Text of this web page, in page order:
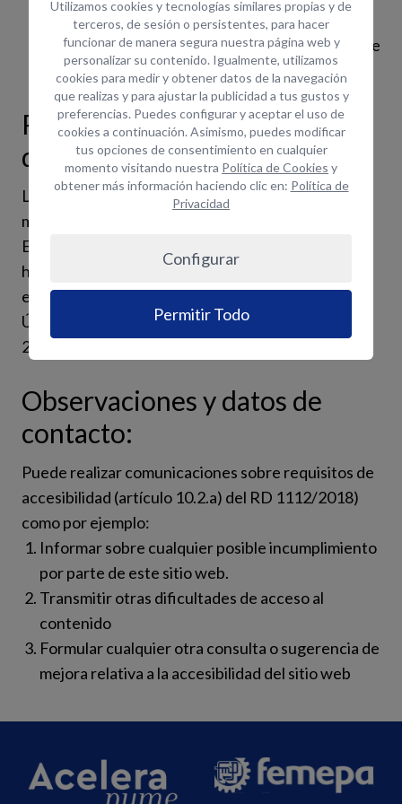
Existen archivos ofimáticos en PDF que no
cumplan en su totalidad todos los requisitos de
accesibilidad.
Preparación de la presente
declaración de accesibilidad:
La presente declaración fue preparada el 28 de
marzo de 2023.
El método empleado para preparar la declaración
ha sido una autoevaluación llevada a cabo por el
equipo de Coco Solution.
Última revisión de la declaración: 28 de marzo de
2023.
Observaciones y datos de
contacto:
Puede realizar comunicaciones sobre requisitos de
accesibilidad (artículo 10.2.a) del RD 1112/2018)
como por ejemplo:
Informar sobre cualquier posible incumplimiento
por parte de este sitio web.
Transmitir otras dificultades de acceso al
contenido
Formular cualquier otra consulta o sugerencia de
mejora relativa a la accesibilidad del sitio web
Utilizamos cookies y tecnologías similares propias y de
terceros, de sesión o persistentes, para hacer
funcionar de manera segura nuestra página web y
personalizar su contenido. Igualmente, utilizamos
cookies para medir y obtener datos de la navegación
que realizas y para ajustar la publicidad a tus gustos y
preferencias. Puedes configurar y aceptar el uso de
cookies a continuación. Asimismo, puedes modificar
tus opciones de consentimiento en cualquier
momento visitando nuestra Política de Cookies y
obtener más información haciendo clic en: Política de
Privacidad
Configurar
Permitir Todo